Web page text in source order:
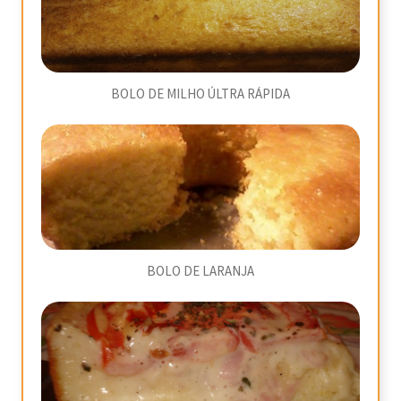
BOLO DE MILHO ÚLTRA RÁPIDA
BOLO DE LARANJA